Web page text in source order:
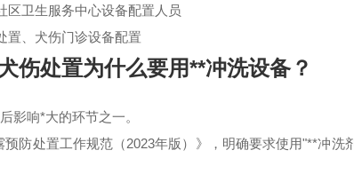
区卫生服务中心设备配置人员
置、犬伤门诊设备配置
伤处置为什么要用**冲洗设备？
影响*大的环节之一。
防处置工作规范（2023年版）》，明确要求使用"**冲